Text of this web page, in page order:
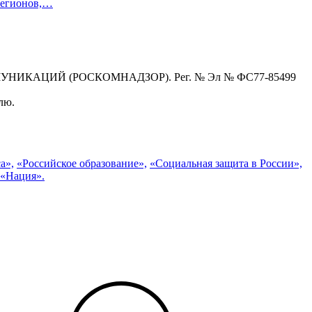
(РОСКОМНАДЗОР). Рег. № Эл № ФС77-85499
«Российское образование», «Социальная защита в России»,